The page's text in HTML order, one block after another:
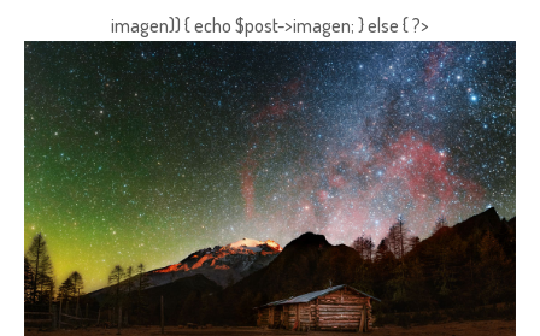
imagen)) { echo $post->imagen; } else { ?>